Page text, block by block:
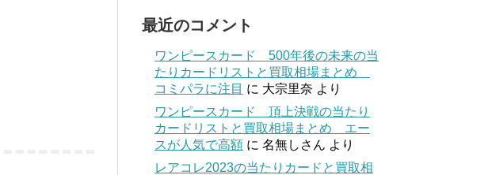
最近のコメント
ワンピースカード 500年後の未来の当
たりカードリストと買取相場まとめ
コミパラに注目 に 大宗里奈 より
ワンピースカード 頂上決戦の当たり
カードリストと買取相場まとめ エー
スが人気で高額 に 名無しさん より
レアコレ2023の当たりカードと買取相